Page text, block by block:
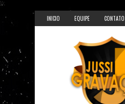
});
INICIO EQUIPE CONTATO